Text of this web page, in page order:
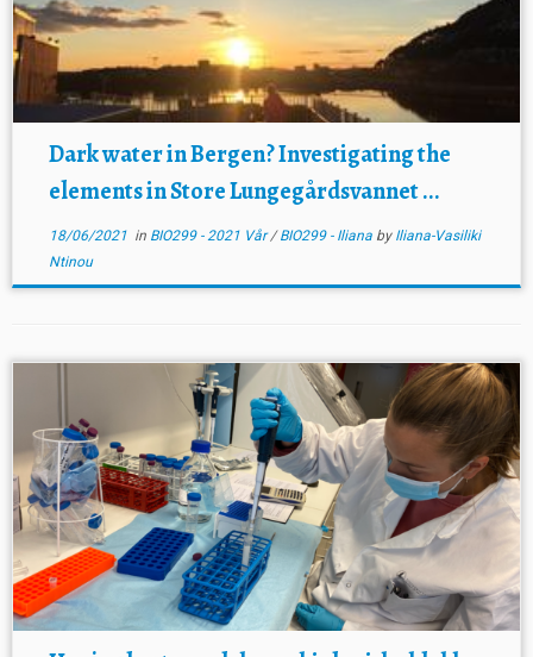
Dark water in Bergen? Investigating the
elements in Store Lungegårdsvannet ...
18/06/2021in BIO299 - 2021 Vår/BIO299 - Iliana by Iliana-Vasiliki
Ntinou